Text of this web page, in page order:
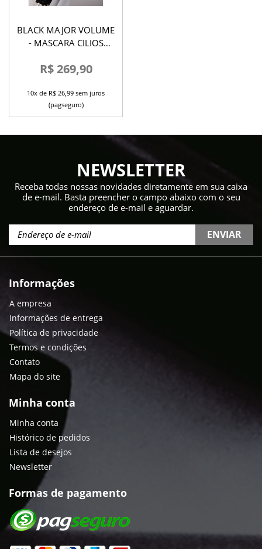
BLACK MAJOR VOLUME
- MASCARA CILIOS
R$ 269,90
10x de R$ 26,99 sem juros
(pagseguro)
NEWSLETTER
Receba todas nossas novidades diretamente em sua caixa
de e-mail. Basta preencher o campo abaixo com o seu
endereço de e-mail e aguardar.
ENVIAR
Informações
A empresa
Informações de entrega
Política de privacidade
Termos e condições
Contato
Mapa do site
Minha conta
Minha conta
Histórico de pedidos
Lista de desejos
Newsletter
Formas de pagamento